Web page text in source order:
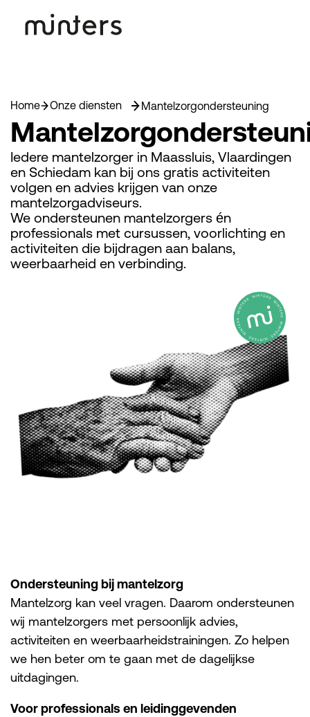
Iedere mantelzorger in Maassluis, Vlaardingen
en Schiedam kan bij ons gratis activiteiten
volgen en advies krijgen van onze
mantelzorgadviseurs.
We ondersteunen mantelzorgers én
professionals met cursussen, voorlichting en
activiteiten die bijdragen aan balans,
weerbaarheid en verbinding.
Home Onze diensten Mantelzorgondersteuning
Ondersteuning bij mantelzorg
Mantelzorg kan veel vragen. Daarom ondersteunen
wij mantelzorgers met persoonlijk advies,
activiteiten en weerbaarheidstrainingen. Zo helpen
we hen beter om te gaan met de dagelijkse
uitdagingen.
Voor professionals en leidinggevenden